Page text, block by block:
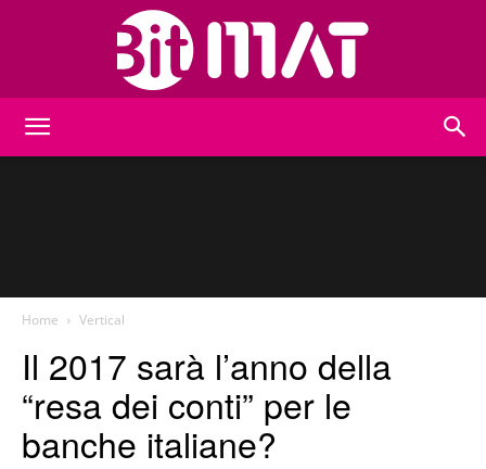
Home Vertical
Il 2017 sarà l’anno della
“resa dei conti” per le
banche italiane?